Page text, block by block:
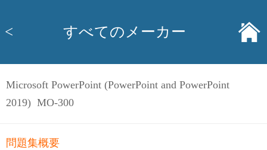
< すべてのメーカー
Microsoft PowerPoint (PowerPoint and PowerPoint
2019) MO-300
問題集概要